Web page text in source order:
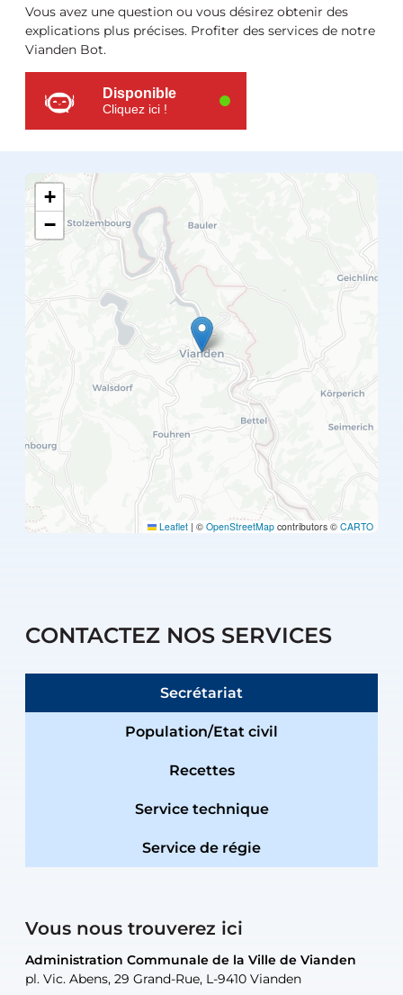
supplémentaires
Vous avez une question ou vous désirez obtenir des
explications plus précises. Profiter des services de notre
Vianden Bot.
Disponible
Cliquez ici !
+
−
Leaflet | © OpenStreetMap contributors © CARTO
CONTACTEZ NOS SERVICES
Secrétariat
Population/Etat civil
Recettes
Service technique
Service de régie
Vous nous trouverez ici
Administration Communale de la Ville de Vianden
pl. Vic. Abens, 29 Grand-Rue, L-9410 Vianden
Administration Communale de la Ville de Vianden
pl. Vic. Abens, 29 Grand-Rue, L-9410 Vianden
Administration Communale de la Ville de Vianden
pl. Vic. Abens, 29 Grand-Rue, L-9410 Vianden
Administration Communale de la Ville de Vianden
pl. Vic. Abens, 29 Grand-Rue, L-9410 Vianden
Atelier Communal de la Ville de Vianden
30, rue Neugarten, L-9422 Vianden